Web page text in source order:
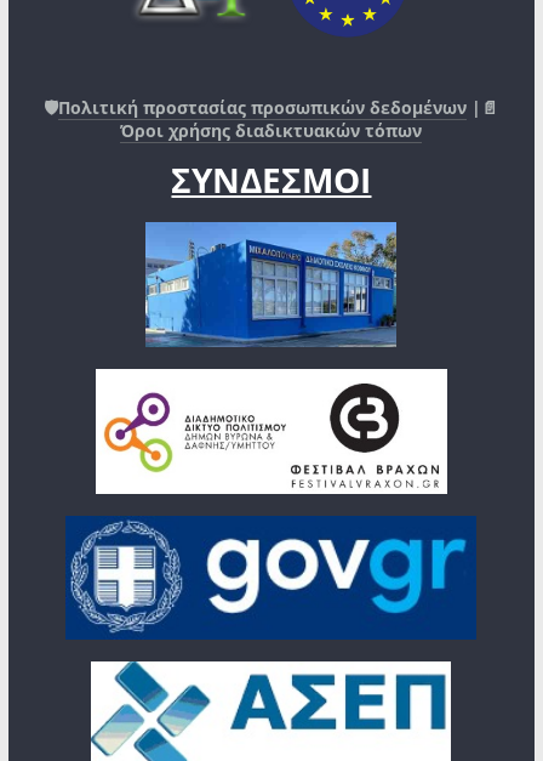
🛡️Πολιτική προστασίας προσωπικών δεδομένων |📄
Όροι χρήσης διαδικτυακών τόπων
ΣΥΝΔΕΣΜΟΙ